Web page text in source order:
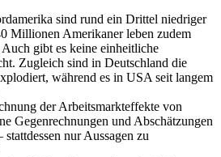
sind rund ein Drittel niedriger
Millionen Amerikaner leben zudem
gibt es keine einheitliche
Zugleich sind in Deutschland die
während es in USA seit langem
der Arbeitsmarkteffekte von
Gegenrechnungen und Abschätzungen
nur Aussagen zu